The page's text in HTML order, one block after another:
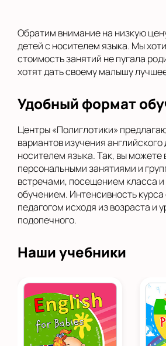
Обратим внимание на низкую
детей с носителем языка. Мы
стоимость занятий не пугала
хотят дать своему малышу
Удобный формат
Центры «Полиглотики»
вариантов изучения
носителем языка. Так, вы
персональными занятиями и
встречами, посещением класса
обучением. Интенсивность
педагогом исходя из возраста и
подопечного.
Наши учебники